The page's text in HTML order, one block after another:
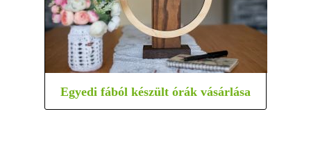
Egyedi fából készült órák vásárlása